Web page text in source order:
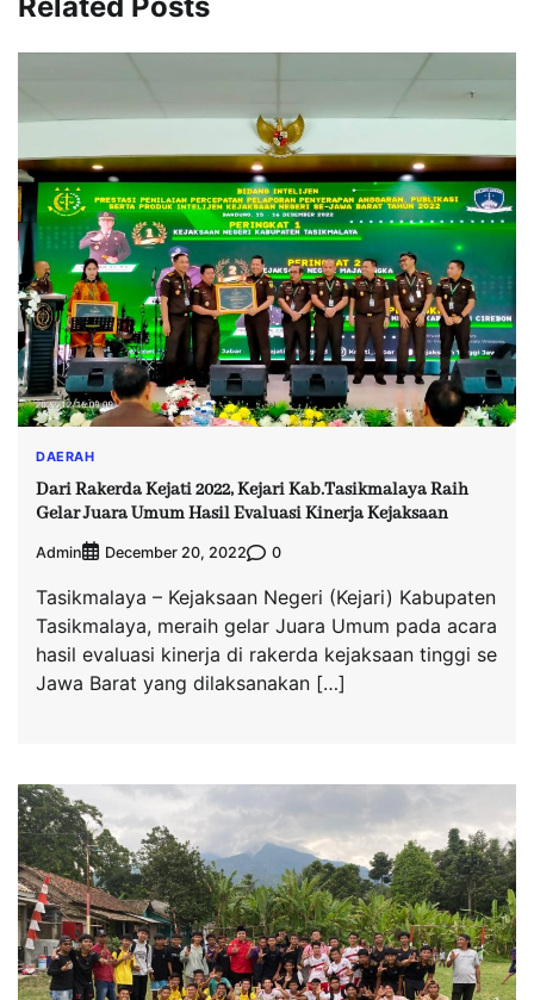
DAERAH
Dari Rakerda Kejati 2022, Kejari Kab.Tasikmalaya Raih
Gelar Juara Umum Hasil Evaluasi Kinerja Kejaksaan
Admin December 20, 2022 0
Tasikmalaya – Kejaksaan Negeri (Kejari) Kabupaten
Tasikmalaya, meraih gelar Juara Umum pada acara
hasil evaluasi kinerja di rakerda kejaksaan tinggi se
Jawa Barat yang dilaksanakan […]